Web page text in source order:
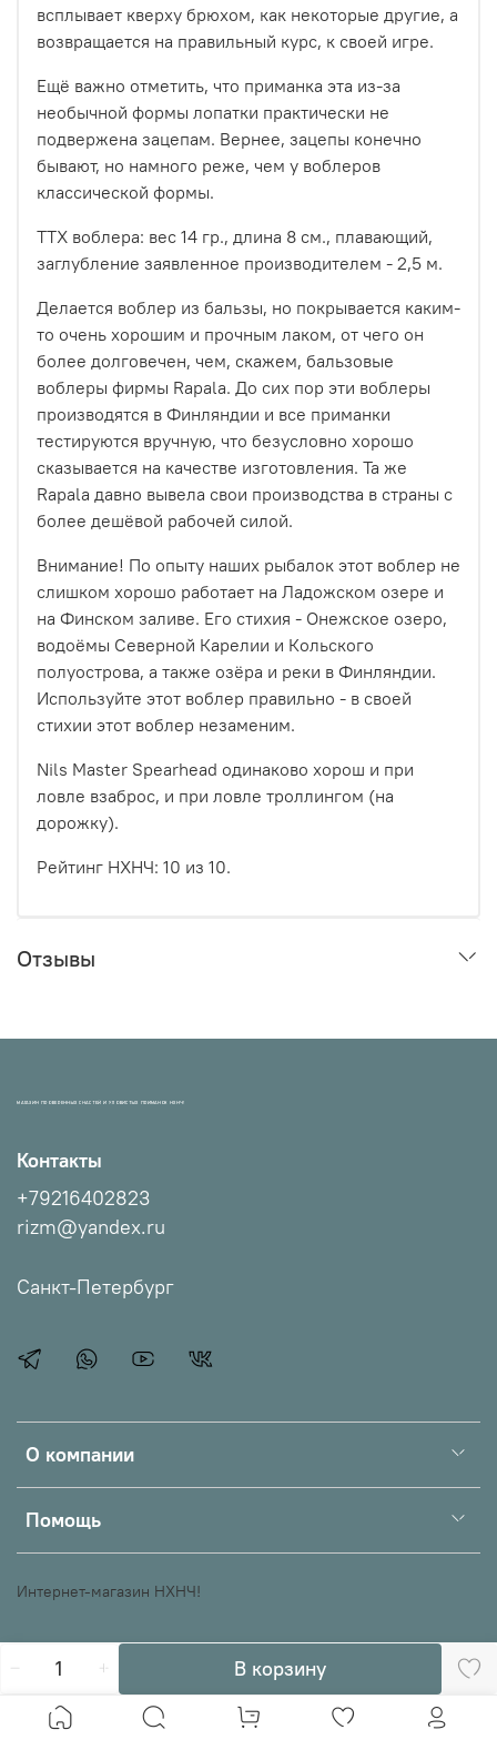
В корзину
всплывает кверху брюхом, как некоторые другие, а
возвращается на правильный курс, к своей игре.
Ещё важно отметить, что приманка эта из-за
необычной формы лопатки практически не
подвержена зацепам. Вернее, зацепы конечно
бывают, но намного реже, чем у воблеров
классической формы.
ТТХ воблера: вес 14 гр., длина 8 см., плавающий,
заглубление заявленное производителем - 2,5 м.
Делается воблер из бальзы, но покрывается каким-
то очень хорошим и прочным лаком, от чего он
более долговечен, чем, скажем, бальзовые
воблеры фирмы Rapala. До сих пор эти воблеры
производятся в Финляндии и все приманки
тестируются вручную, что безусловно хорошо
сказывается на качестве изготовления. Та же
Rapala давно вывела свои производства в страны с
более дешёвой рабочей силой.
Внимание! По опыту наших рыбалок этот воблер не
слишком хорошо работает на Ладожском озере и
на Финском заливе. Его стихия - Онежское озеро,
водоёмы Северной Карелии и Кольского
полуострова, а также озёра и реки в Финляндии.
Используйте этот воблер правильно - в своей
стихии этот воблер незаменим.
Nils Master Spearhead одинаково хорош и при
ловле взаброс, и при ловле троллингом (на
дорожку).
Рейтинг НХНЧ: 10 из 10.
Отзывы
МАГАЗИН ПРОВЕРЕННЫХ СНАСТЕЙ И УЛОВИСТЫХ ПРИМАНОК НХНЧ!
О компании
Помощь
Контакты
+79216402823
rizm@yandex.ru
Санкт-Петербург
Интернет-магазин НХНЧ!